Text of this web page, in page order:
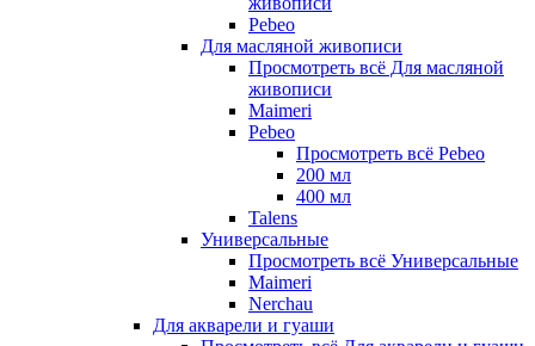
Pebeo
Для масляной живописи
Просмотреть всё Для масляной
живописи
Maimeri
Pebeo
Просмотреть всё Pebeo
200 мл
400 мл
Talens
Универсальные
Просмотреть всё Универсальные
Maimeri
Nerchau
Для акварели и гуаши